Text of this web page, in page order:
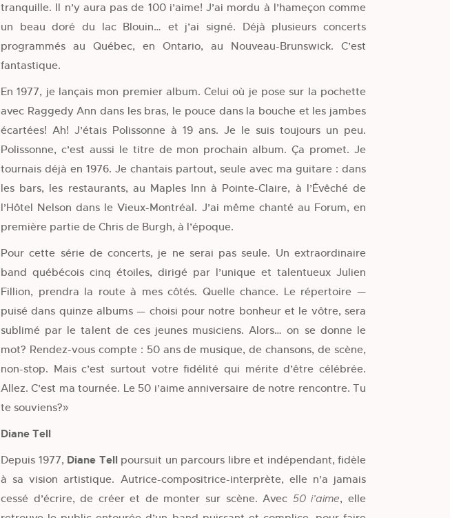
tranquille. Il n’y aura pas de 100 i’aime! J’ai mordu à l’hameçon comme
un beau doré du lac Blouin… et j’ai signé. Déjà plusieurs concerts
programmés au Québec, en Ontario, au Nouveau-Brunswick. C’est
fantastique.
En 1977, je lançais mon premier album. Celui où je pose sur la pochette
avec Raggedy Ann dans les bras, le pouce dans la bouche et les jambes
écartées! Ah! J’étais Polissonne à 19 ans. Je le suis toujours un peu.
Polissonne, c’est aussi le titre de mon prochain album. Ça promet. Je
tournais déjà en 1976. Je chantais partout, seule avec ma guitare : dans
les bars, les restaurants, au Maples Inn à Pointe-Claire, à l’Évêché de
l’Hôtel Nelson dans le Vieux-Montréal. J’ai même chanté au Forum, en
première partie de Chris de Burgh, à l’époque.
Pour cette série de concerts, je ne serai pas seule. Un extraordinaire
band québécois cinq étoiles, dirigé par l’unique et talentueux Julien
Fillion, prendra la route à mes côtés. Quelle chance. Le répertoire —
puisé dans quinze albums — choisi pour notre bonheur et le vôtre, sera
sublimé par le talent de ces jeunes musiciens. Alors… on se donne le
mot? Rendez-vous compte : 50 ans de musique, de chansons, de scène,
non-stop. Mais c’est surtout votre fidélité qui mérite d’être célébrée.
Allez. C’est ma tournée. Le 50 i’aime anniversaire de notre rencontre. Tu
te souviens?»
Diane Tell
Depuis 1977, Diane Tell poursuit un parcours libre et indépendant, fidèle
à sa vision artistique. Autrice-compositrice-interprète, elle n’a jamais
cessé d’écrire, de créer et de monter sur scène. Avec 50 i’aime, elle